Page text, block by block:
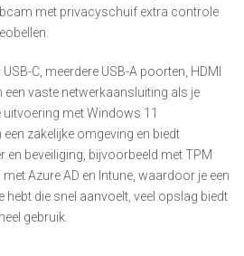
met privacyschuif extra controle
C, meerdere USB-A poorten, HDMI
vaste netwerkaansluiting als je
uitvoering met Windows 11
zakelijke omgeving en biedt
en beveiliging, bijvoorbeeld met TPM
Azure AD en Intune, waardoor je een
die snel aanvoelt, veel opslag biedt
gebruik.